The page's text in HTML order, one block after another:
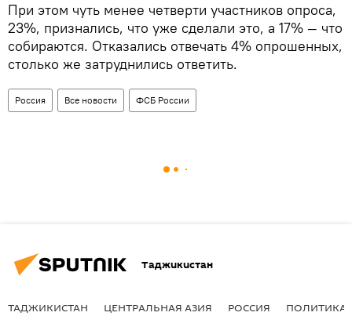
При этом чуть менее четверти участников опроса,
23%, признались, что уже сделали это, а 17% — что
собираются. Отказались отвечать 4% опрошенных,
столько же затруднились ответить.
Россия Все новости ФСБ России
Таджикистан
ТАДЖИКИСТАН ЦЕНТРАЛЬНАЯ АЗИЯ РОССИЯ ПОЛИТИКА